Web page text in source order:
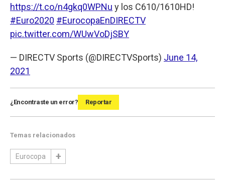
https://t.co/n4gkq0WPNu y los C610/1610HD!
#Euro2020 #EurocopaEnDIRECTV
pic.twitter.com/WUwVoDjSBY
— DIRECTV Sports (@DIRECTVSports) June 14,
2021
¿Encontraste un error? Reportar
Temas relacionados
Eurocopa